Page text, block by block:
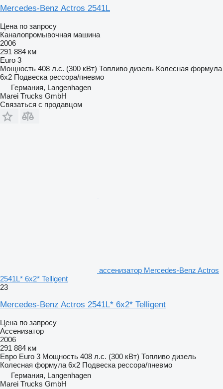
Mercedes-Benz Actros 2541L
Цена по запросу
Каналопромывочная машина
2006
291 884 км
Euro 3
Мощность 408 л.с. (300 кВт) Топливо дизель Колесная формула
6x2 Подвеска рессора/пневмо
Германия, Langenhagen
Marei Trucks GmbH
Связаться с продавцом
ассенизатор Mercedes-Benz Actros
2541L* 6x2* Telligent
23
Mercedes-Benz Actros 2541L* 6x2* Telligent
Цена по запросу
Ассенизатор
2006
291 884 км
Евро Euro 3 Мощность 408 л.с. (300 кВт) Топливо дизель
Колесная формула 6x2 Подвеска рессора/пневмо
Германия, Langenhagen
Marei Trucks GmbH